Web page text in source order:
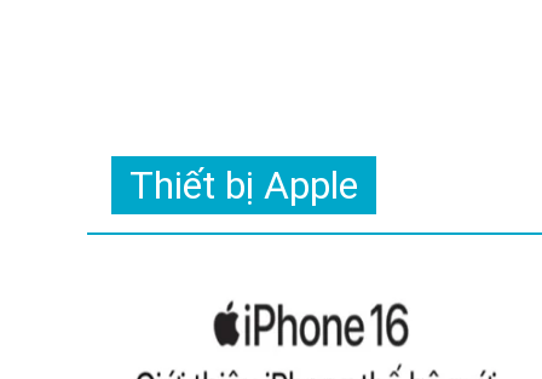
Thiết bị Apple